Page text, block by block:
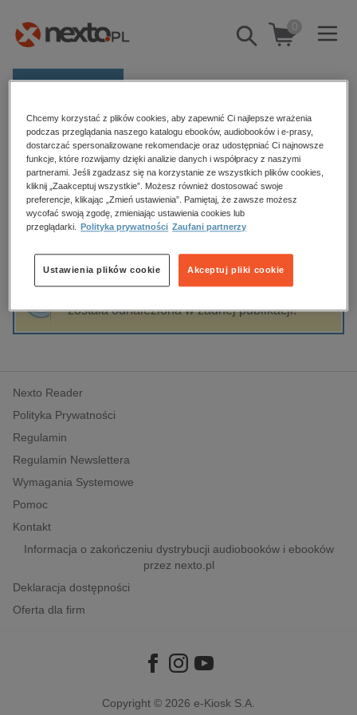
Pokaż/schowaj
wyszukiwarkę
0
E-prasa
Kategorie
Zobacz wszystkie E-prasa
budownictwo, aranżacja wnętrz
biznesowe, branżowe, gospodarka
edukacja
hobby, sport, rozrywka
komputery, internet, technologie, informatyka
polityka, społeczno-informacyjne
psychologiczne
inne
popularno-naukowe
historia
Strona główna Roksana Jędrzejewska-Wróbel
Roksana Jędrzejewska-Wróbel
Sortowanie Filtrowanie
została odnaleziona w żadnej publikacji.
Nexto Reader
Polityka Prywatności
Regulamin
Regulamin Newslettera
Wymagania Systemowe
Pomoc
Kontakt
Informacja o zakończeniu dystrybucji audiobooków i ebooków
przez nexto.pl
Deklaracja dostępności
Oferta dla firm
Copyright © 2026 e-Kiosk S.A.
Chcemy korzystać z plików cookies, aby zapewnić Ci najlepsze wrażenia
podczas przeglądania naszego katalogu ebooków, audiobooków i e-prasy,
dostarczać spersonalizowane rekomendacje oraz udostępniać Ci najnowsze
funkcje, które rozwijamy dzięki analizie danych i współpracy z naszymi
partnerami. Jeśli zgadzasz się na korzystanie ze wszystkich plików cookies,
kliknij „Zaakceptuj wszystkie”. Możesz również dostosować swoje
preferencje, klikając „Zmień ustawienia”. Pamiętaj, że zawsze możesz
wycofać swoją zgodę, zmieniając ustawienia cookies lub
przeglądarki.
Polityka prywatności Zaufani partnerzy
Akceptuj pliki cookie
Ustawienia plików cookie